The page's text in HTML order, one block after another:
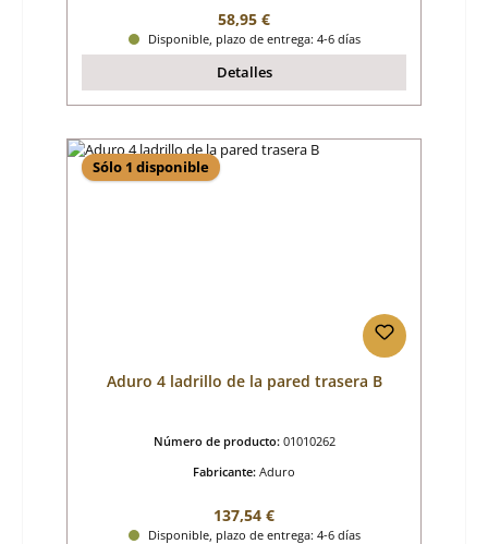
Precio normal:
58,95 €
Disponible, plazo de entrega: 4-6 días
Detalles
Sólo 1 disponible
Aduro 4 ladrillo de la pared trasera B
Número de producto: 01010262
Fabricante: Aduro
Precio normal:
137,54 €
Disponible, plazo de entrega: 4-6 días